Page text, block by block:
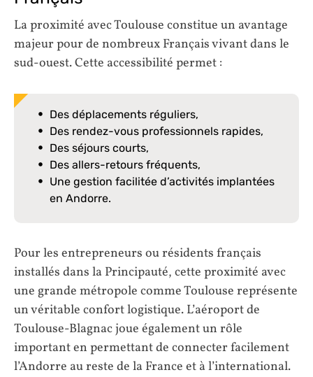
La proximité avec Toulouse constitue un avantage
majeur pour de nombreux Français vivant dans le
sud-ouest. Cette accessibilité permet :
Des déplacements réguliers,
Des rendez-vous professionnels rapides,
Des séjours courts,
Des allers-retours fréquents,
Une gestion facilitée d’activités implantées
en Andorre.
Pour les entrepreneurs ou résidents français
installés dans la Principauté, cette proximité avec
une grande métropole comme Toulouse représente
un véritable confort logistique. L’aéroport de
Toulouse-Blagnac joue également un rôle
important en permettant de connecter facilement
l’Andorre au reste de la France et à l’international.